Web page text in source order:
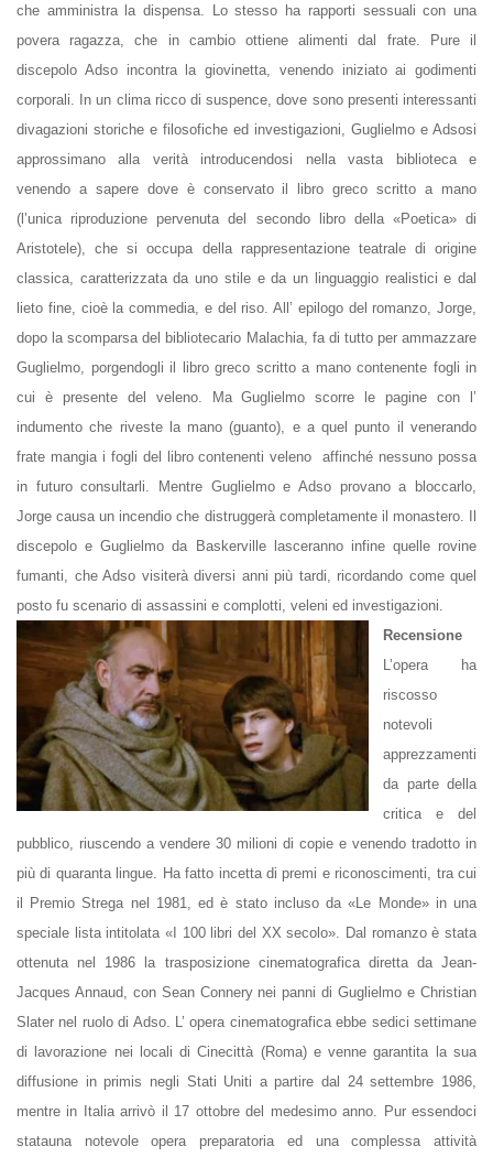
che amministra la dispensa. Lo stesso ha rapporti sessuali con una
povera ragazza, che in cambio ottiene alimenti dal frate. Pure il
discepolo Adso incontra la giovinetta, venendo iniziato ai godimenti
corporali. In un clima ricco di suspence, dove sono presenti interessanti
divagazioni storiche e filosofiche ed investigazioni, Guglielmo e Adsosi
approssimano alla verità introducendosi nella vasta biblioteca e
venendo a sapere dove è conservato il libro greco scritto a mano
(l’unica riproduzione pervenuta del secondo libro della «Poetica» di
Aristotele), che si occupa della rappresentazione teatrale di origine
classica, caratterizzata da uno stile e da un linguaggio realistici e dal
lieto fine, cioè la commedia , e del riso . All’ epilogo del romanzo, Jorge,
dopo la scomparsa del bibliotecario Malachia, fa di tutto per ammazzare
Guglielmo, porgendogli il libro greco scritto a mano contenente fogli in
cui è presente del veleno. Ma Guglielmo scorre le pagine con l’
indumento che riveste la mano (guanto), e a quel punto il venerando
frate mangia i fogli del libro contenenti veleno affinché nessuno possa
in futuro consultarli. Mentre Guglielmo e Adso provano a bloccarlo,
Jorge causa un incendio che distruggerà completamente il monastero. Il
discepolo e Guglielmo da Baskerville lasceranno infine quelle rovine
fumanti, che Adso visiterà diversi anni più tardi, ricordando come quel
posto fu scenario di assassini e complotti, veleni ed investigazioni.
Recensione
L’opera ha
riscosso
notevoli
apprezzamenti
da parte della
critica e del
pubblico, riuscendo a vendere 30 milioni di copie e venendo tradotto in
più di quaranta lingue. Ha fatto incetta di premi e riconoscimenti, tra cui
il Premio Strega nel 1981, ed è stato incluso da «Le Monde» in una
speciale lista intitolata «I 100 libri del XX secolo». Dal romanzo è stata
ottenuta nel 1986 la trasposizione cinematografica diretta da Jean-
Jacques Annaud, con Sean Connery nei panni di Guglielmo e Christian
Slater nel ruolo di Adso. L’ opera cinematografica ebbe sedici settimane
di lavorazione nei locali di Cinecittà (Roma) e venne garantita la sua
diffusione in primis negli Stati Uniti a partire dal 24 settembre 1986,
mentre in Italia arrivò il 17 ottobre del medesimo anno. Pur essendoci
statauna notevole opera preparatoria ed una complessa attività